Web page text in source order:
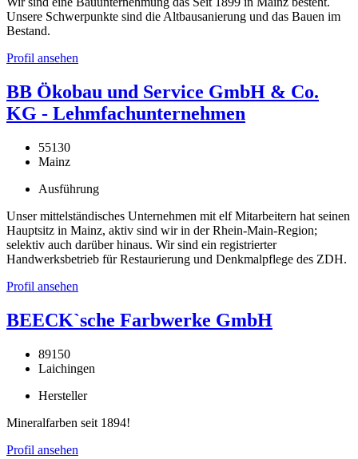
Unsere Schwerpunkte sind die Altbausanierung und das Bauen im
Bestand.
Profil ansehen
BB Ökobau und Service GmbH & Co.
KG - Lehmfachunternehmen
55130
Mainz
Ausführung
Unser mittelständisches Unternehmen mit elf Mitarbeitern hat seinen
Hauptsitz in Mainz, aktiv sind wir in der Rhein-Main-Region;
selektiv auch darüber hinaus. Wir sind ein registrierter
Handwerksbetrieb für Restaurierung und Denkmalpflege des ZDH.
Profil ansehen
BEECK`sche Farbwerke GmbH
89150
Laichingen
Hersteller
Mineralfarben seit 1894!
Profil ansehen